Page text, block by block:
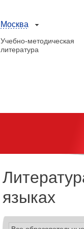
Москва
Учебно-методическая
литература
языках